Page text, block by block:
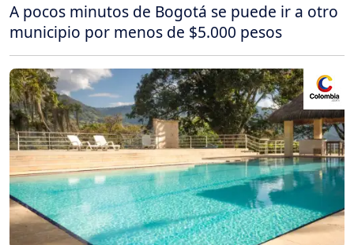
A pocos minutos de Bogotá se puede ir a otro
municipio por menos de $5.000 pesos